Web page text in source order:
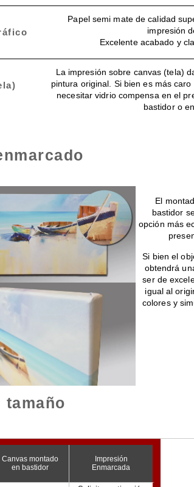
Papel semi mate de calidad
impresión
Excelente acabado y
La impresión sobre canvas (tela)
pintura original. Si bien es más
necesitar vidrio compensa en el
bastidor o
El
bastidor
opción más
Si bien el
obtendrá
ser de
igual al
colores y